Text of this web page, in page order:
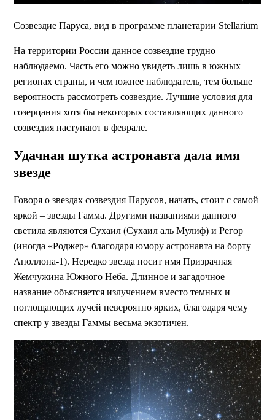
Созвездие Паруса, вид в программе планетарии Stellarium
На территории России данное созвездие трудно
наблюдаемо. Часть его можно увидеть лишь в южных
регионах страны, и чем южнее наблюдатель, тем больше
вероятность рассмотреть созвездие. Лучшие условия для
созерцания хотя бы некоторых составляющих данного
созвездия наступают в феврале.
Удачная шутка астронавта дала имя
звезде
Говоря о звездах созвездия Парусов, начать, стоит с самой
яркой – звезды Гамма. Другими названиями данного
светила являются Сухаил (Сухаил аль Мулиф) и Регор
(иногда «Роджер» благодаря юмору астронавта на борту
Аполлона-1). Нередко звезда носит имя Призрачная
Жемчужина Южного Неба. Длинное и загадочное
название объясняется излучением вместо темных и
поглощающих лучей невероятно ярких, благодаря чему
спектр у звезды Гаммы весьма экзотичен.